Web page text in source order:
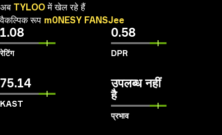
अब TYLOO में खेल रहे हैं
वैकल्पिक रूप m0NESY FANSJee
1.08
रेटिंग
0.58
DPR
75.14
KAST
उपलब्ध नहीं
है
प्रभाव